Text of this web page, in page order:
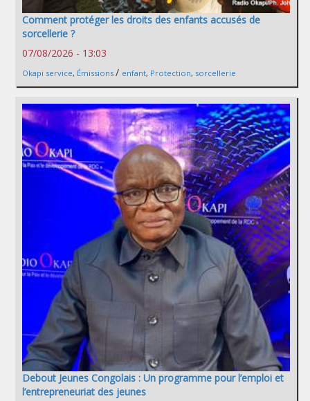
Comment protéger les droits des enfants accusés de
sorcellerie ?
07/08/2026 - 13:03
Okapi service, Émissions / enfant, Protection, sorcellerie
Debout Jeunes Congolais : Un programme pour l’emploi et
l’entrepreneuriat des jeunes